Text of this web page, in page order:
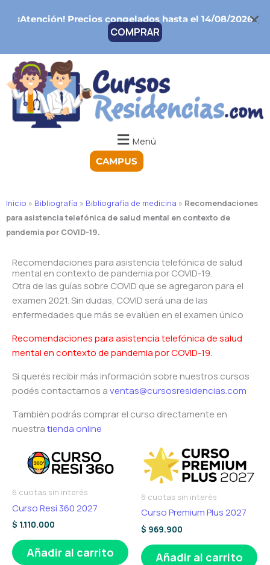
¡Atención!Precios congelados hasta el 14/08/2026
COMPRAR
Menú
CAMPUS
Inicio » Bibliografía » Bibliografía de medicina » Recomendaciones
para asistencia telefónica de salud mental en contexto de
pandemia por COVID-19.
Recomendaciones para asistencia telefónica de salud
mental en contexto de pandemia por COVID-19.
Otra de las guías sobre COVID que se agregaron para el
examen 2021. Sin dudas, COVID será una de las
enfermedades que más se evalúen en el examen único
Recomendaciones para asistencia telefónica de salud
mental en contexto de pandemia por COVID-19.
Si querés recibir más información sobre nuestros cursos
podés contactarnos aventas@cursosresidencias.com
También podrás comprar el curso directamente en
nuestratienda online
6 cuotas sin interés
Curso Resi 360 2027
$ 1.110.000
Añadir al carrito
6 cuotas sin interés
Curso Premium Plus 2027
$ 969.900
Añadir al carrito